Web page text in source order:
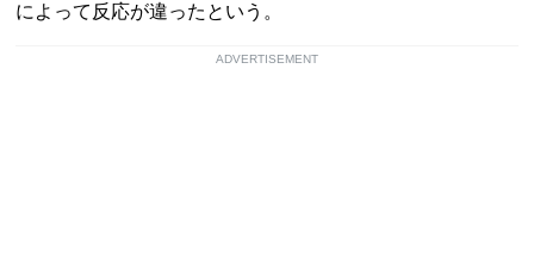
によって反応が違ったという。
ADVERTISEMENT